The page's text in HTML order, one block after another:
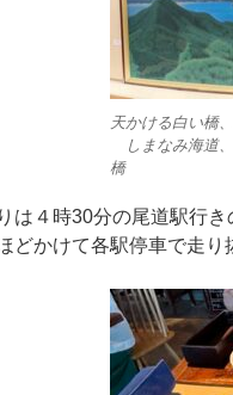
天かける白い橋
しまなみ海道
橋
は４時30分の尾道駅行
どかけて各駅停車で走り